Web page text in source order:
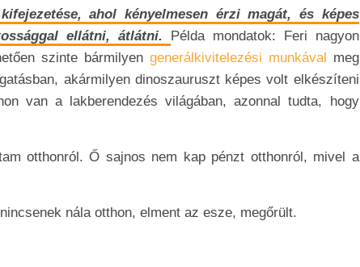
ahol kényelmesen érzi magát, és képes
ellátni, átlátni. Példa mondatok: Feri nagyon
szinte bármilyen generálkivitelezési munkával meg
akármilyen dinoszauruszt képes volt elkészíteni
van a lakberendezés világában, azonnal tudta, hogy
otthonról. Ő sajnos nem kap pénzt otthonról, mivel a
nála otthon, elment az esze, megőrült.